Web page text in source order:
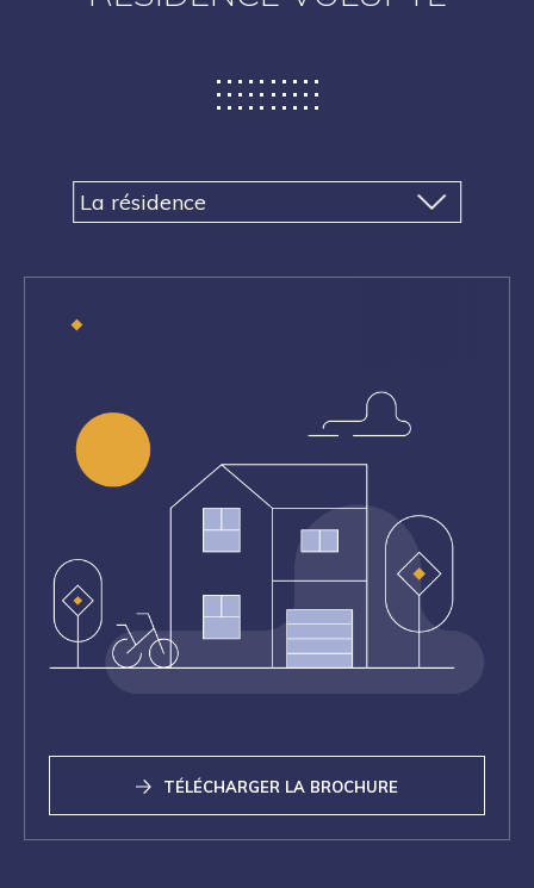
TÉLÉCHARGER LA BROCHURE